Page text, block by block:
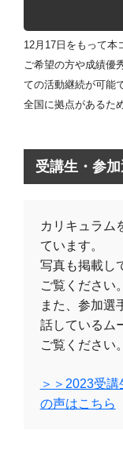
12月17日をもって本
ご希望の方や成績優
ての活動継続が可能
全国に拠点があるた
受講生・参
カリキュラム
ています。
写真も掲載し
ご覧ください。
また、参加選
話しているム
ご覧ください。
＞＞2023受
の声はこちら